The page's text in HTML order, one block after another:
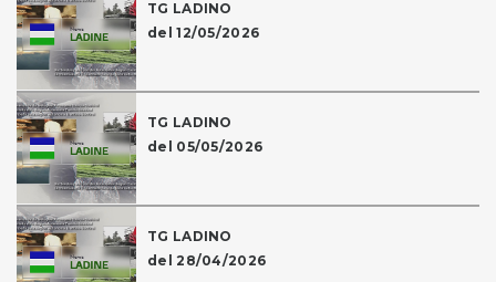
TG LADINO
del 12/05/2026
TG LADINO
del 05/05/2026
TG LADINO
del 28/04/2026